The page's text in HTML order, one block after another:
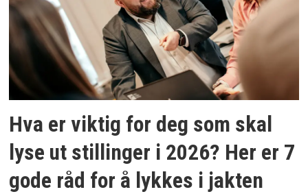
Hva er viktig for deg som skal
lyse ut stillinger i 2026? Her er 7
gode råd for å lykkes i jakten